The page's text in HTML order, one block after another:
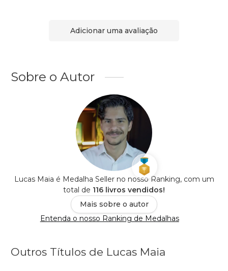
Adicionar uma avaliação
Sobre o Autor
Lucas Maia é Medalha Seller no nosso Ranking, com um
total de 116 livros vendidos!
Mais sobre o autor
Entenda o nosso Ranking de Medalhas
Outros Títulos de Lucas Maia